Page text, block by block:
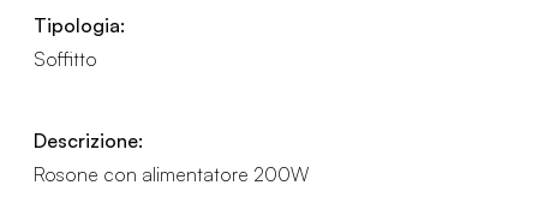
Tipologia:
Soffitto
Descrizione:
Rosone con alimentatore 200W